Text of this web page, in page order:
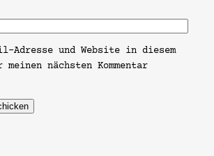
Adresse und Website in diesem
nächsten Kommentar